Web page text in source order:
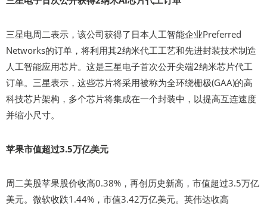
三星电周二表示，该公司获得了日本人工智能企业Preferred
Networks的订单，将利用其2纳米代工工艺和先进封装技术制造
人工智能应用芯片。这是三星电子首次公开尖端2纳米芯片代工
订单。三星表示，这些芯片将采用被称为全环绕栅极(GAA)的高
科技芯片架构，多个芯片将集成在一个封装中，以提高互连速度
并缩小尺寸。
苹果市值超过3.5万亿美元
周二美股苹果股价收高0.38%，再创历史新高，市值超过3.5万亿
美元。微软收跌1.44%，市值3.42万亿美元。英伟达收高